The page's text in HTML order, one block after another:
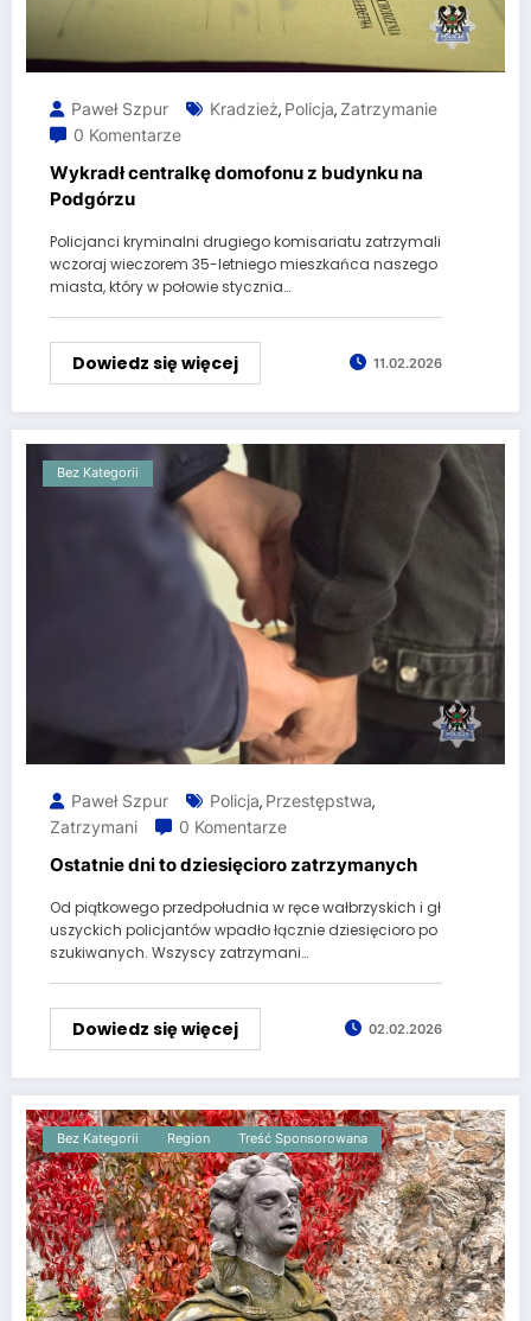
Paweł Szpur Kradzież, Policja, Zatrzymanie
0 Komentarze
Wykradł centralkę domofonu z budynku na
Podgórzu
Policjanci kryminalni drugiego komisariatu zatrzymali
wczoraj wieczorem 35-letniego mieszkańca naszego
miasta, który w połowie stycznia…
Dowiedz się więcej 11.02.2026
Bez Kategorii
Paweł Szpur Policja, Przestępstwa,
Zatrzymani
0 Komentarze
Ostatnie dni to dziesięcioro zatrzymanych
Od piątkowego przedpołudnia w ręce wałbrzyskich i gł
uszyckich policjantów wpadło łącznie dziesięcioro po
szukiwanych. Wszyscy zatrzymani…
Dowiedz się więcej 02.02.2026
Bez Kategorii Region Treść Sponsorowana